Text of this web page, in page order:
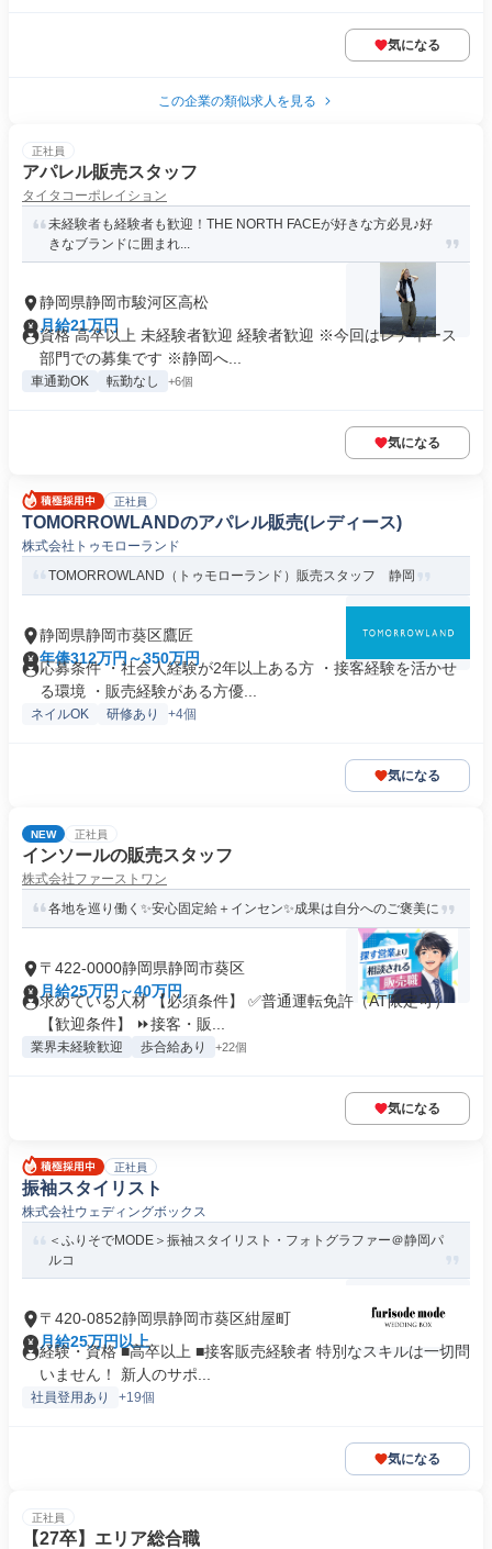
気になる
この企業の類似求人を見る
正社員
アパレル販売スタッフ
タイタコーポレイション
未経験者も経験者も歓迎！THE NORTH FACEが好きな方必見♪好
きなブランドに囲まれ...
静岡県静岡市駿河区高松
月給21万円
資格 高卒以上 未経験者歓迎 経験者歓迎 ※今回はレディース
部門での募集です ※静岡へ...
車通勤OK 転勤なし +6個
気になる
正社員
TOMORROWLANDのアパレル販売(レディース)
株式会社トゥモローランド
TOMORROWLAND（トゥモローランド）販売スタッフ 静岡
静岡県静岡市葵区鷹匠
年俸312万円～350万円
応募条件 ・社会人経験が2年以上ある方 ・接客経験を活かせ
る環境 ・販売経験がある方優...
ネイルOK 研修あり +4個
気になる
NEW 正社員
インソールの販売スタッフ
株式会社ファーストワン
各地を巡り働く✨安心固定給＋インセン✨成果は自分へのご褒美に
〒422-0000静岡県静岡市葵区
月給25万円～40万円
求めている人材 【必須条件】 ✅普通運転免許（AT限定可）
【歓迎条件】 ⏩接客・販...
業界未経験歓迎 歩合給あり +22個
気になる
正社員
振袖スタイリスト
株式会社ウェディングボックス
＜ふりそでMODE＞振袖スタイリスト・フォトグラファー＠静岡パ
ルコ
〒420-0852静岡県静岡市葵区紺屋町
月給25万円以上
経験・資格 ■高卒以上 ■接客販売経験者 特別なスキルは一切問
いません！ 新人のサポ...
社員登用あり +19個
気になる
正社員
【27卒】エリア総合職